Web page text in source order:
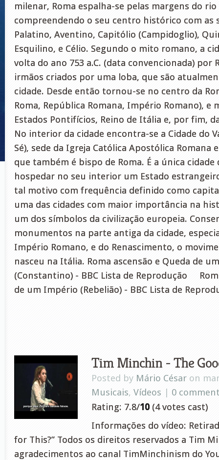
milenar, Roma espalha-se pelas margens do
compreendendo o seu centro histórico com as
Palatino, Aventino, Capitólio (Campidoglio),
Esquilino, e Célio. Segundo o mito romano, a
volta do ano 753 a.C. (data convencionada) por
irmãos criados por uma loba, que são
cidade. Desde então tornou-se no centro da
Roma, República Romana, Império Romano), e
Estados Pontifícios, Reino de Itália e, por fim,
No interior da cidade encontra-se a Cidade do
Sé), sede da Igreja Católica Apostólica Romana
que também é bispo de Roma. É a única
hospedar no seu interior um Estado
tal motivo com frequência definido como
uma das cidades com maior importância na
um dos símbolos da civilização europeia.
monumentos na parte antiga da cidade,
Império Romano, e do Renascimento, o
nasceu na Itália. Roma ascensão e Queda de
(Constantino) - BBC Lista de Reprodução
de um Império (Rebelião) - BBC Lista de
Tim Minchin - The
Posted by Mário César on
Musicais, Vídeos | 0
Rating: 7.8/10 (4 votes cast)
Informações do vídeo:
for This?” Todos os direitos reservados a Tim
agradecimentos ao canal TimMinchinism do